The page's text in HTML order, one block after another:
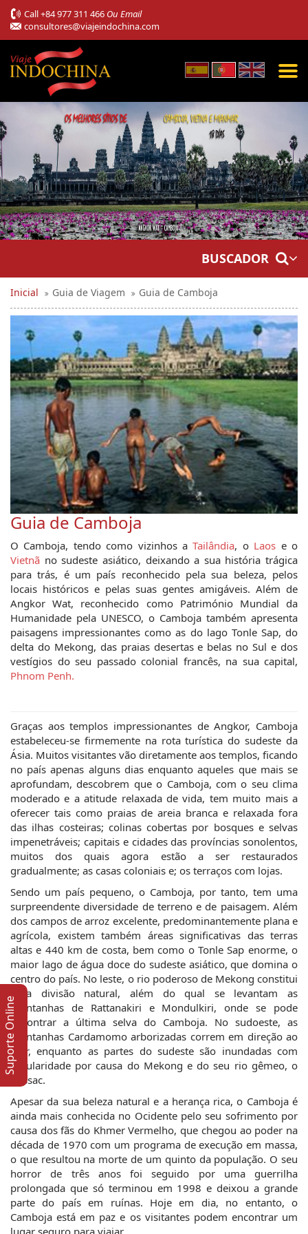
Call+84 977 311 466 Ou Email
consultores@viajeindochina.com
BUSCADOR
Inicial Guia de Viagem Guia de Camboja
Guia de Camboja
O Camboja, tendo como vizinhos aTailândia, o Laos e o
Vietnã no sudeste asiático, deixando a sua história trágica
para trás, é um país reconhecido pela sua beleza, pelos
locais históricos e pelas suas gentes amigáveis. Além de
Angkor Wat, reconhecido como Património Mundial da
Humanidade pela UNESCO, o Camboja também apresenta
paisagens impressionantes como as do lago Tonle Sap, do
delta do Mekong, das praias desertas e belas no Sul e dos
vestígios do seu passado colonial francês, na sua capital,
Phnom Penh.
Graças aos templos impressionantes de Angkor, Camboja
estabeleceu-se firmemente na rota turística do sudeste da
Ásia. Muitos visitantes vão diretamente aos templos, ficando
no país apenas alguns dias enquanto aqueles que mais se
aprofundam, descobrem que o Camboja, com o seu clima
moderado e a atitude relaxada de vida, tem muito mais a
oferecer tais como praias de areia branca e relaxada fora
das ilhas costeiras; colinas cobertas por bosques e selvas
impenetráveis; capitais e cidades das províncias sonolentos,
muitos dos quais agora estão a ser restaurados
gradualmente; as casas coloniais e; os terraços com lojas.
Sendo um país pequeno, o Camboja, por tanto, tem uma
surpreendente diversidade de terreno e de paisagem. Além
dos campos de arroz excelente, predominantemente plana e
agrícola, existem também áreas significativas das terras
altas e 440 km de costa, bem como o Tonle Sap enorme, o
maior lago de água doce do sudeste asiático, que domina o
centro do país. No leste, o rio poderoso de Mekong constitui
uma divisão natural, além do qual se levantam as
montanhas de Rattanakiri e Mondulkiri, onde se pode
encontrar a última selva do Camboja. No sudoeste, as
montanhas Cardamomo arborizadas correm em direção ao
mar, enquanto as partes do sudeste são inundadas com
regularidade por causa do Mekong e do seu rio gêmeo, o
Bassac.
Apesar da sua beleza natural e a herança rica, o Camboja é
ainda mais conhecida no Ocidente pelo seu sofrimento por
causa dos fãs do Khmer Vermelho, que chegou ao poder na
década de 1970 com um programa de execução em massa,
o que resultou na morte de um quinto da população. O seu
horror de três anos foi seguido por uma guerrilha
prolongada que só terminou em 1998 e deixou a grande
parte do país em ruínas. Hoje em dia, no entanto, o
Camboja está em paz e os visitantes podem encontrar um
Suporte Online